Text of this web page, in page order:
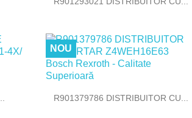
 Vizualizare rapida
R901379786 DISTRIBUITOR CU...
NOU